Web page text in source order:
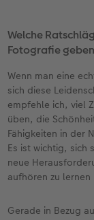
Welche
Fotografie
Wenn man eine
sich diese
empfehle ich, viel
üben, die
Fähigkeiten in der
Es ist wichtig, sich
neue
aufhören zu
Gerade in Bezug